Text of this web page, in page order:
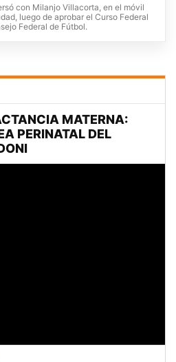
con Milanjo Villacorta, en el móvil
luego de aprobar el Curso Federal
Federal de Fútbol.